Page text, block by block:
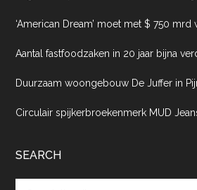
‘American Dream’ moet met $ 750 mrd
Aantal fastfoodzaken in 20 jaar bijna
Duurzaam woongebouw De Juffer in
Circulair spijkerbroekenmerk MUD
SEARCH